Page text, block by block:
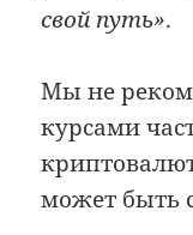
свой путь».
Мы не
курсами
может быть